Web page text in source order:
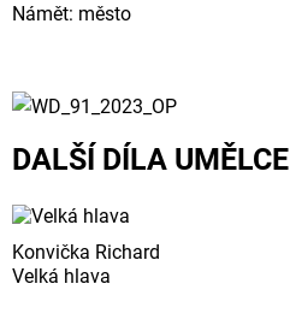
Námět: město
DALŠÍ DÍLA UMĚLCE
Konvička Richard
Velká hlava